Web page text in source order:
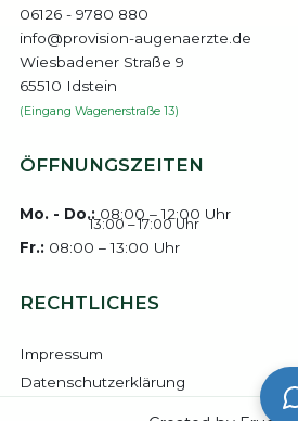
06126 - 9780 880
info@provision-augenaerzte.de
Wiesbadener Straße 9
65510 Idstein
(Eingang Wagenerstraße 13)
ÖFFNUNGSZEITEN
Mo. - Do.: 08:00 – 12:00 Uhr
13:00 – 17:00 Uhr
Fr.: 08:00 – 13:00 Uhr
RECHTLICHES
Impressum
Datenschutzerklärung